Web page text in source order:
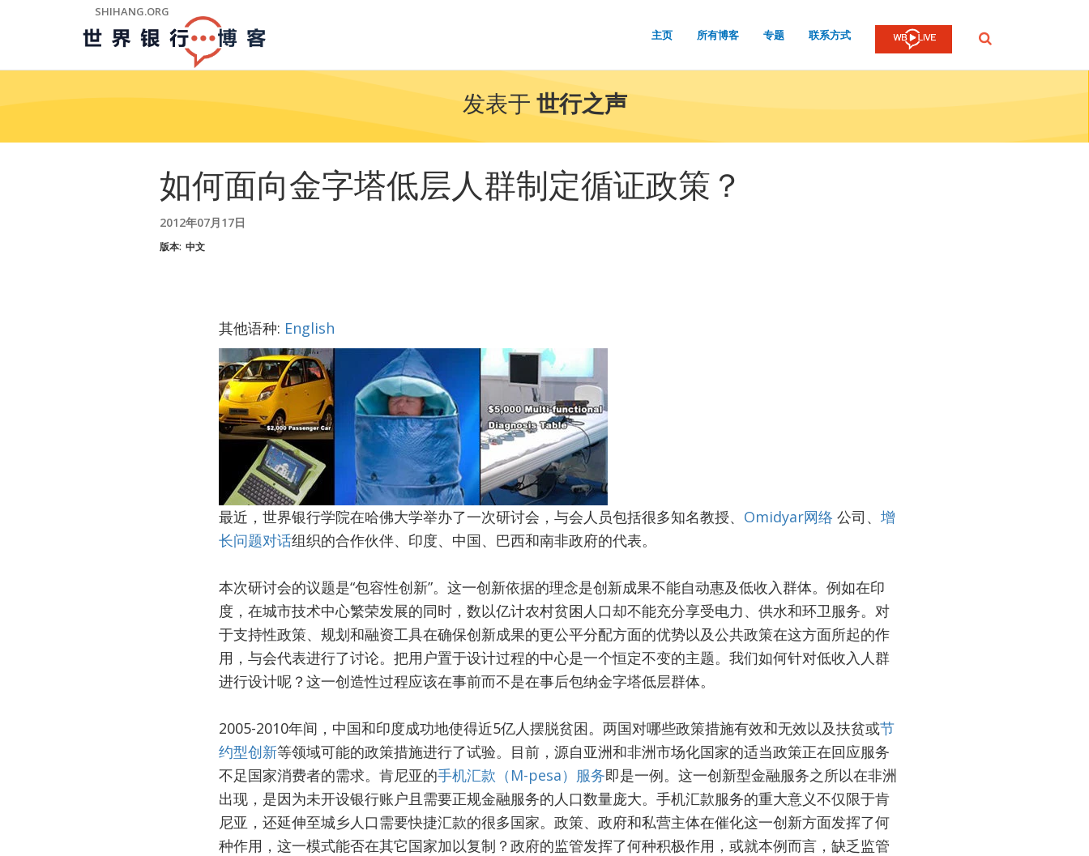
SHIHANG.ORG
主页 所有博客 专题 联系方式
提
发表于 世行之声
如何面向金字塔低层人群制定循证政策？
2012年07月17日
版本: 中文
其他语种: English
最近，世界银行学院在哈佛大学举办了一次研讨会，与会人员包括很多知名教授、 Omidyar网络 公司、 增
长问题对话组织的合作伙伴、印度、中国、巴西和南非政府的代表。
本次研讨会的议题是“包容性创新”。这一创新依据的理念是创新成果不能自动惠及低收入群体。例如在印
度，在城市技术中心繁荣发展的同时，数以亿计农村贫困人口却不能充分享受电力、供水和环卫服务。对
于支持性政策、规划和融资工具在确保创新成果的更公平分配方面的优势以及公共政策在这方面所起的作
用，与会代表进行了讨论。把用户置于设计过程的中心是一个恒定不变的主题。我们如何针对低收入人群
进行设计呢？这一创造性过程应该在事前而不是在事后包纳金字塔低层群体。
2005-2010年间，中国和印度成功地使得近5亿人摆脱贫困。两国对哪些政策措施有效和无效以及扶贫或节
约型创新等领域可能的政策措施进行了试验。目前，源自亚洲和非洲市场化国家的适当政策正在回应服务
不足国家消费者的需求。肯尼亚的手机汇款（M-pesa）服务即是一例。这一创新型金融服务之所以在非洲
出现，是因为未开设银行账户且需要正规金融服务的人口数量庞大。手机汇款服务的重大意义不仅限于肯
尼亚，还延伸至城乡人口需要快捷汇款的很多国家。政策、政府和私营主体在催化这一创新方面发挥了何
种作用，这一模式能否在其它国家加以复制？政府的监管发挥了何种积极作用，或就本例而言，缺乏监管